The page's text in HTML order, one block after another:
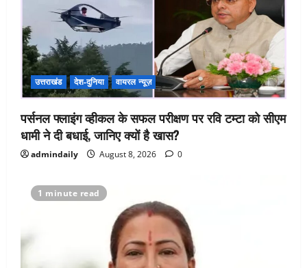
उत्तराखंड देश-दुनिया वायरल न्यूज़
पर्सनल फ्लाइंग व्हीकल के सफल परीक्षण पर रवि टम्टा को सीएम
धामी ने दी बधाई, जानिए क्यों है खास?
admindaily August 8, 2026 0
1 minute read